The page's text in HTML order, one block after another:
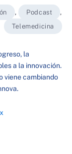
, Podcast
,
Telemedicina
la
a la innovación.
viene cambiando